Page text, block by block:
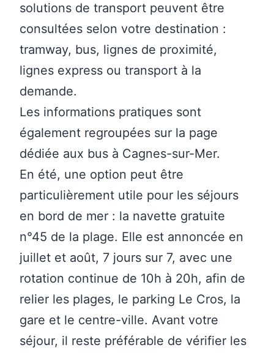
solutions de transport peuvent être
consultées selon votre destination :
tramway, bus, lignes de proximité,
lignes express ou transport à la
demande.
Les informations pratiques sont
également regroupées sur la page
dédiée aux bus à Cagnes-sur-Mer.
En été, une option peut être
particulièrement utile pour les séjours
en bord de mer : la navette gratuite
n°45 de la plage. Elle est annoncée en
juillet et août, 7 jours sur 7, avec une
rotation continue de 10h à 20h, afin de
relier les plages, le parking Le Cros, la
gare et le centre-ville. Avant votre
séjour, il reste préférable de vérifier les